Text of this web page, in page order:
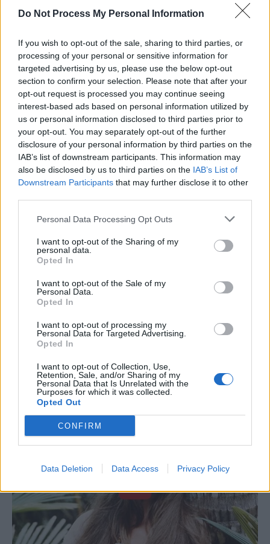
Do Not Process My Personal Information
If you wish to opt-out of the sale, sharing to third parties, or
processing of your personal or sensitive information for
targeted advertising by us, please use the below opt-out
section to confirm your selection. Please note that after your
opt-out request is processed you may continue seeing
interest-based ads based on personal information utilized by
us or personal information disclosed to third parties prior to
your opt-out. You may separately opt-out of the further
disclosure of your personal information by third parties on the
IAB’s list of downstream participants. This information may
also be disclosed by us to third parties on the IAB’s List of
Downstream Participants that may further disclose it to other
Personal Data Processing Opt Outs
I want to opt-out of the Sharing of my
personal data.
Opted In
I want to opt-out of the Sale of my
Personal Data.
Opted In
I want to opt-out of processing my
Personal Data for Targeted Advertising.
Opted In
I want to opt-out of Collection, Use,
Retention, Sale, and/or Sharing of my
Personal Data that Is Unrelated with the
Purposes for which it was collected.
Opted Out
CONFIRM
Data Deletion Data Access Privacy Policy